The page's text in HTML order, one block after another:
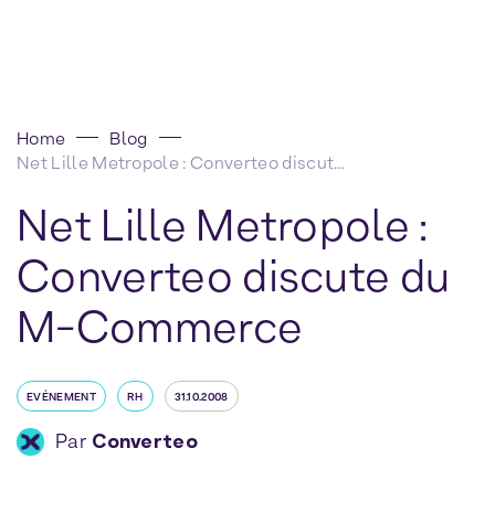
Home
Blog
Net Lille Metropole : Converteo discute du M-Commerce
Net Lille Metropole :
Converteo discute du
M-Commerce
EVÉNEMENT RH 31.10.2008
Par Converteo